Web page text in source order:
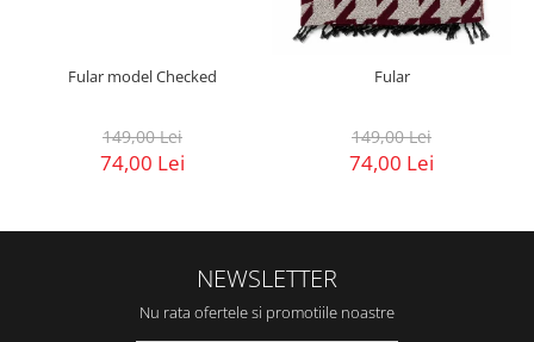
Fular model Checked
149,00 Lei
74,00 Lei
Fular
149,00 Lei
74,00 Lei
NEWSLETTER
Nu rata ofertele si promotiile noastre